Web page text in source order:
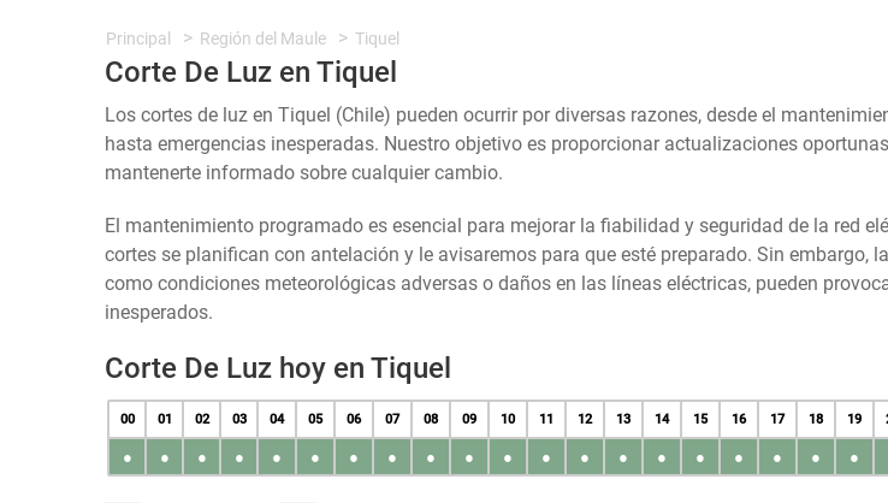
Principal Región del Maule Tiquel
Corte De Luz en Tiquel
Los cortes de luz en Tiquel (Chile) pueden ocurrir por diversas razones, desde el
hasta emergencias inesperadas. Nuestro objetivo es proporcionar actualizaciones
mantenerte informado sobre cualquier cambio.
El mantenimiento programado es esencial para mejorar la fiabilidad y seguridad de la red
cortes se planifican con antelación y le avisaremos para que esté preparado. Sin embargo,
como condiciones meteorológicas adversas o daños en las líneas eléctricas, pueden
inesperados.
Corte De Luz hoy en Tiquel
00 01 02 03 04 05 06 07 08 09 10 11 12 13 14 15 16 17 18 19
● ● ● ● ● ● ● ● ● ● ● ● ● ● ● ● ● ● ● ●